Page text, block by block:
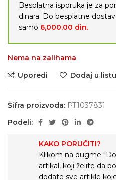
Besplatna isporuka je za
dinara. Do besplatne
samo 6,000.00 din.
Nema na zalihama
Uporedi
Dodaj u
Šifra proizvoda: PT1037831
Podeli:
KAKO PORUČITI?
Klikom na dugme
artikal, koji želite da
dodate sve artikle